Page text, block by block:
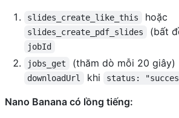
slides_create_like_this hoặc
slides_create_pdf_slides (bất
jobId
jobs_get
(thăm dò mỗi 20
downloadUrl khi status:
Nano Banana có lồng tiếng: